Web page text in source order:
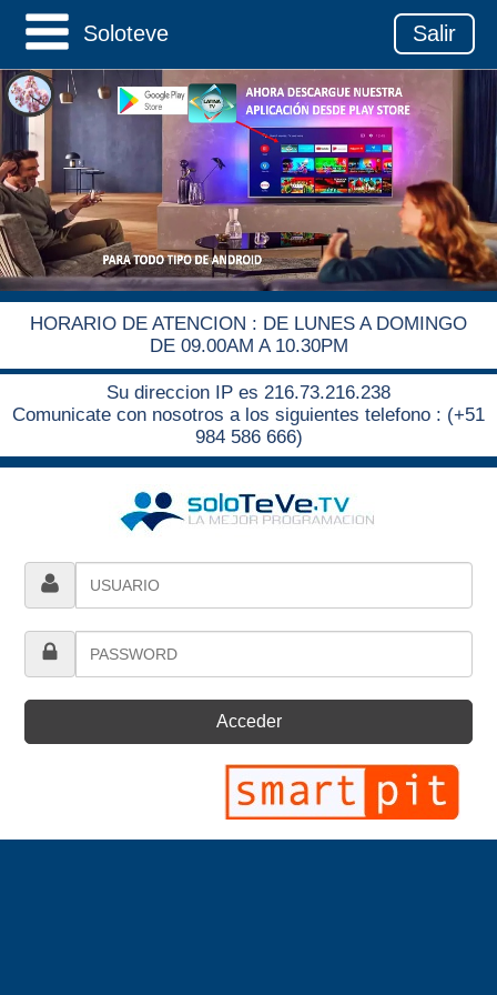
Salir
Soloteve
HORARIO DE ATENCION : DE LUNES A DOMINGO
DE 09.00AM A 10.30PM
Su direccion IP es 216.73.216.238
Comunicate con nosotros a los siguientes telefono : (+51
984 586 666)
Acceder